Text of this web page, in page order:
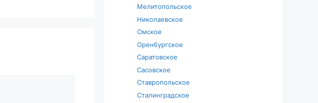
Мелитопольское
Николаевское
Омское
Оренбургское
Саратовское
Сасовское
Ставропольское
Сталинградское